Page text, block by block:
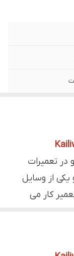
در تعمیرات
یکی از وسایل
کار می
موبایل